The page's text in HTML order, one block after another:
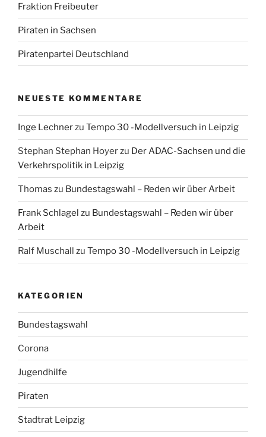
Fraktion Freibeuter
Piraten in Sachsen
Piratenpartei Deutschland
NEUESTE KOMMENTARE
Inge Lechnerzu Tempo 30 -Modellversuch in Leipzig
Stephan Stephan Hoyerzu Der ADAC-Sachsen und die
Verkehrspolitik in Leipzig
Thomas zu Bundestagswahl – Reden wir über Arbeit
Frank Schlagel zu Bundestagswahl – Reden wir über
Arbeit
Ralf Muschall zu Tempo 30 -Modellversuch in Leipzig
KATEGORIEN
Bundestagswahl
Corona
Jugendhilfe
Piraten
Stadtrat Leipzig